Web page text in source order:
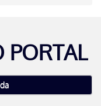
PORTAL